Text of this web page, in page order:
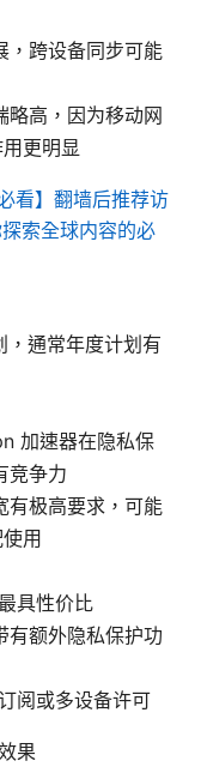
，跨设备同步可能
略高，因为移动网
更明显
看】翻墙后推荐访
索全球内容的必
，通常年度计划有
加速器在隐私保
竞争力
有极高要求，可能
用
具性价比
有额外隐私保护功
阅或多设备许可
果